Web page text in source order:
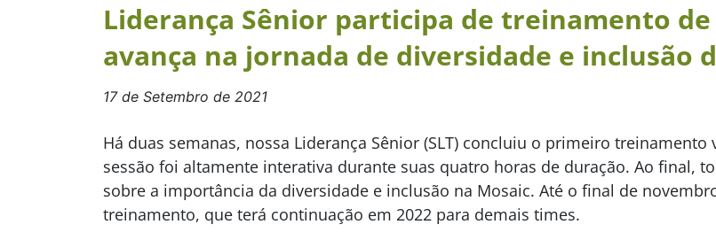
Liderança Sênior participa de treinamento
avança na jornada de diversidade e inclusão
17 de Setembro de 2021
Há duas semanas, nossa Liderança Sênior (SLT) concluiu o primeiro treinamento
sessão foi altamente interativa durante suas quatro horas de duração. Ao final,
sobre a importância da diversidade e inclusão na Mosaic. Até o final de
treinamento, que terá continuação em 2022 para demais times.